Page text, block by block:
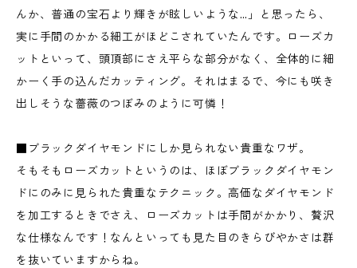
んか、普通の宝石より輝きが眩しいような…」と思ったら、
実に手間のかかる細工がほどこされていたんです。ローズカ
ットといって、頭頂部にさえ平らな部分がなく、全体的に細
かーく手の込んだカッティング。それはまるで、今にも咲き
出しそうな薔薇のつぼみのように可憐！
■ブラックダイヤモンドにしか見られない貴重なワザ。
そもそもローズカットというのは、ほぼブラックダイヤモン
ドにのみに見られた貴重なテクニック。高価なダイヤモンド
を加工するときでさえ、ローズカットは手間がかかり、贅沢
な仕様なんです！なんといっても見た目のきらびやかさは群
を抜いていますからね。